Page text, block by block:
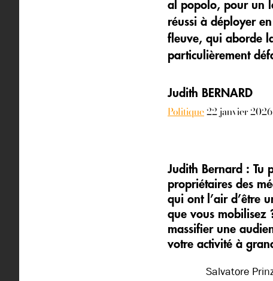
al popolo, pour un
réussi à déployer
fleuve, qui aborde
particulièrement
Judith BERNARD
Politique 22 janvier 2026
Judith Bernard : Tu
propriétaires des
qui ont l’air d’être
que vous mobilisez
massifier une
votre activité à
Salvatore